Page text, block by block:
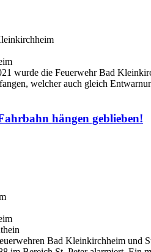
wurde die Feuerwehr Bad
welcher auch gleich
hängen geblieben!
Bad Kleinkirchheim und